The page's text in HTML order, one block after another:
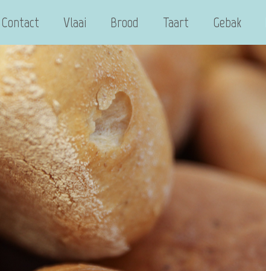
Contact Vlaai Brood Taart Gebak